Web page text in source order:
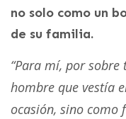
no solo como un
de su familia.
“Para mí, por
hombre que vestía
ocasión, sino como